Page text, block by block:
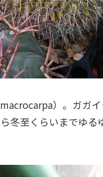
）。ガガ
冬至くらいまでゆる